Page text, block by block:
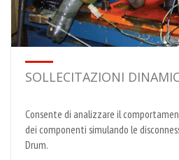
SOLLECITAZIONI
Consente di analizzare il
dei componenti simulando le
Drum.